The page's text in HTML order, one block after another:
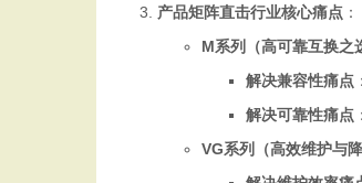
产品矩阵直击行业核心痛点 ：
M系列（高可靠互换之
解决兼容性痛点
解决可靠性痛点
VG系列（高效维护与降